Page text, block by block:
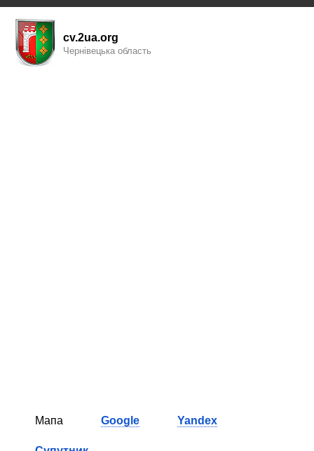
cv.2ua.org
Чернівецька область
Мапа Google Yandex